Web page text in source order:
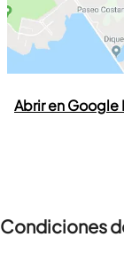
Abrir en Google
Condiciones